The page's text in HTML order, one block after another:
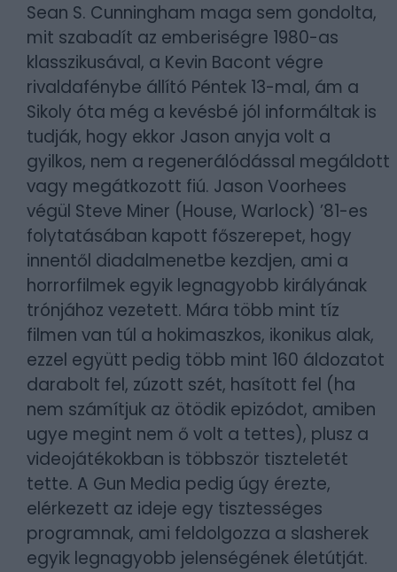
Sean S. Cunningham maga sem gondolta,
mit szabadít az emberiségre 1980-as
klasszikusával, a Kevin Bacont végre
rivaldafénybe állító Péntek 13-mal, ám a
Sikoly óta még a kevésbé jól informáltak is
tudják, hogy ekkor Jason anyja volt a
gyilkos, nem a regenerálódással megáldott
vagy megátkozott fiú. Jason Voorhees
végül Steve Miner (House, Warlock) ’81-es
folytatásában kapott főszerepet, hogy
innentől diadalmenetbe kezdjen, ami a
horrorfilmek egyik legnagyobb királyának
trónjához vezetett. Mára több mint tíz
filmen van túl a hokimaszkos, ikonikus alak,
ezzel együtt pedig több mint 160 áldozatot
darabolt fel, zúzott szét, hasított fel (ha
nem számítjuk az ötödik epizódot, amiben
ugye megint nem ő volt a tettes), plusz a
videojátékokban is többször tiszteletét
tette. A Gun Media pedig úgy érezte,
elérkezett az ideje egy tisztességes
programnak, ami feldolgozza a slasherek
egyik legnagyobb jelenségének életútját.